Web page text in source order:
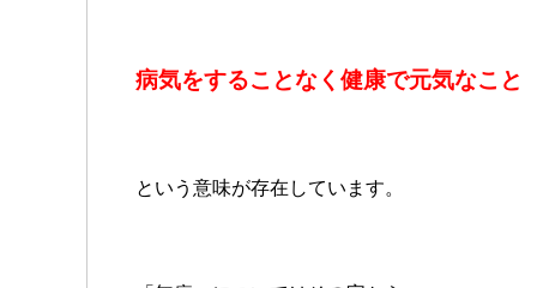
病気をすることなく健康で元気なこと
という意味が存在しています。